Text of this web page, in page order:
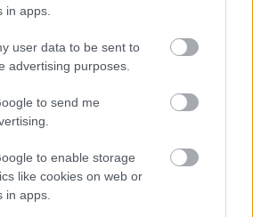
in apps.
user data to be sent to
advertising purposes.
to send me
to enable storage
like cookies on web or
in apps.
KORÁBBAN KEZDŐDIK
KC PÉNTEKI FELKÉSZÜLÉSI
érdekében másfél órával
Handball elleni találkozó